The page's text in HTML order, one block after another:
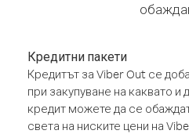
Кредитни пакети
Кредитът за Viber Out се
при закупуване на каквато и
кредит можете да се
света на ниските цени на